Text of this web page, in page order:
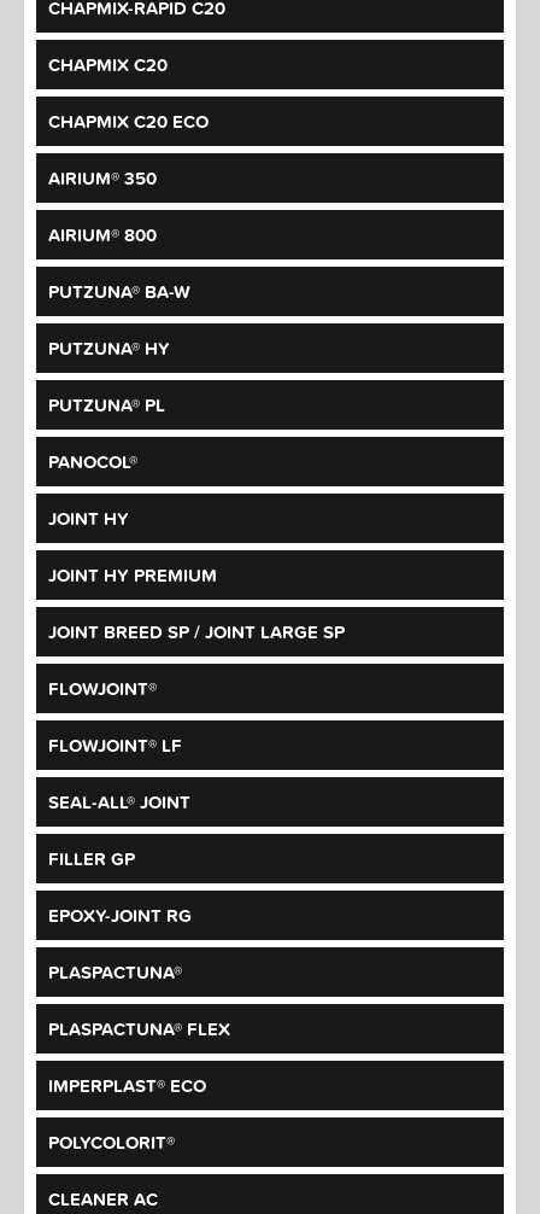
CHAPMIX-RAPID C20
CHAPMIX C20
CHAPMIX C20 ECO
AIRIUM® 350
AIRIUM® 800
PUTZUNA® BA-W
PUTZUNA® HY
PUTZUNA® PL
PANOCOL®
JOINT HY
JOINT HY PREMIUM
JOINT BREED SP / JOINT LARGE SP
FLOWJOINT®
FLOWJOINT® LF
SEAL-ALL® JOINT
FILLER GP
EPOXY-JOINT RG
PLASPACTUNA®
PLASPACTUNA® FLEX
IMPERPLAST® ECO
POLYCOLORIT®
CLEANER AC